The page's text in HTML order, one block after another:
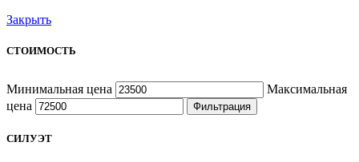
Закрыть
СТОИМОСТЬ
Минимальная цена
Максимальная
цена
Фильтрация
СИЛУЭТ